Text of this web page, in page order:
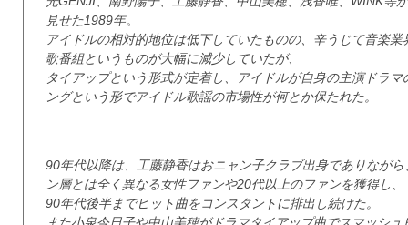
見せた1989年。
アイドルの相対的地位は低下していたものの、辛うじて音楽
歌番組というものが大幅に減少していたが、
タイアップという形式が定着し、アイドルが自身の主演ドラ
ングという形でアイドル歌謡の市場性が何とか保たれた。
90年代以降は、工藤静香はおニャン子クラブ出身でありなが
ン層とは全く異なる女性ファンや20代以上のファンを獲得し、
90年代後半までヒット曲をコンスタントに排出し続けた。